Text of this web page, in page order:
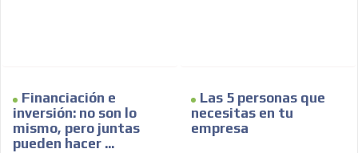
Financiación e
inversión: no son lo
mismo, pero juntas
pueden hacer ...
Las 5 personas que
necesitas en tu
empresa